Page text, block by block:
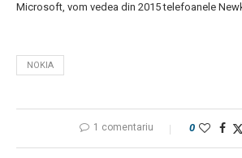
Microsoft, vom vedea din 2015 telefoanele
NOKIA
1 comentariu 0